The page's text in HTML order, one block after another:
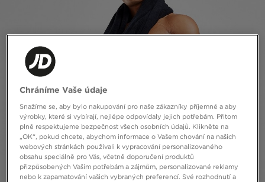
Chráníme Vaše údaje
Snažíme se, aby bylo nakupování pro naše zákazníky příjemné a aby
výrobky, které si vybírají, nejlépe odpovídaly jejich potřebám. Přitom
plně respektujeme bezpečnost všech osobních údajů. Klikněte na
„OK“, pokud chcete, abychom informace o Vašem chování na našich
webových stránkách používali k vypracování personalizovaného
obsahu speciálně pro Vás, včetně doporučení produktů
přizpůsobených Vašim potřebám a zájmům, personalizované reklamy
nebo k zapamatování vašich vybraných preferencí. Své rozhodnutí a